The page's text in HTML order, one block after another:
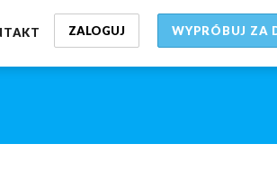
WYPRÓBUJ ZA
ZALOGUJ